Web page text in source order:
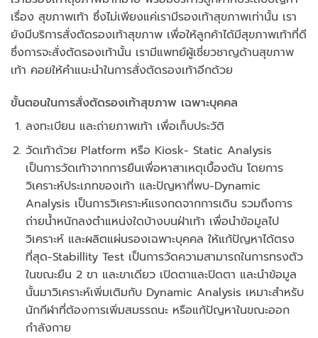
เรื่อง สุขภาพเท้า ซึ่งไม่เพียงแค่เรามีรองเท้าสุขภาพเท่านั้น เรา
ยังมีบริการสั่งตัดรองเท้าสุขภาพ เพื่อให้ลูกค้าได้มีสุขภาพเท้าที่ดี
ซึ่งการจะสั่งตัดรองเท้านั้น เรามีแพทย์ผู้เชี่ยวชาญด้านสุขภาพ
เท้า คอยให้คำแนะนำในการสั่งตัดรองเท้าอีกด้วย
ขั้นตอนในการสั่งตัดรองเท้าสุขภาพ เฉพาะบุคคล
ลงทะเบียน และถ่ายภาพเท้า เพื่อเก็บประวัติ
วัดเท้าด้วย Platform หรือ Kiosk- Static Analysis
เป็นการวัดเท้าจากการยืนเพื่อหาสาเหตุเบื้องตัน โดยการ
วิเคราะห์ประเภทของเท้า และปัญหาที่พบ-Dynamic
Analysis เป็นการวิเคราะห์แรงกดจากการเดิน รวมถึงการ
ถ่ายน้ำหนักลงตำแหน่งใดบ้างบนฝ่าเท้า เพื่อนำข้อมูลไป
วิเคราะห์ และผลิตแผ่นรองเฉพาะบุคคล ให้แก้ปัญหาได้ตรง
ที่สุด-Stabillity Test เป็นการวัดความสามารถในการทรงตัว
ในขณะยืน 2 ขา และขาเดียว เปิดตาและปิดตา และนำข้อมูล
นั้นมาวิเคราะห์เพิ่มเติมกับ Dynamic Analysis เหมาะสำหรับ
นักกีฬาที่ต้องการเพิ่มสมรรถนะ หรือแก้ปัญหาในขณะออก
กำลังกาย